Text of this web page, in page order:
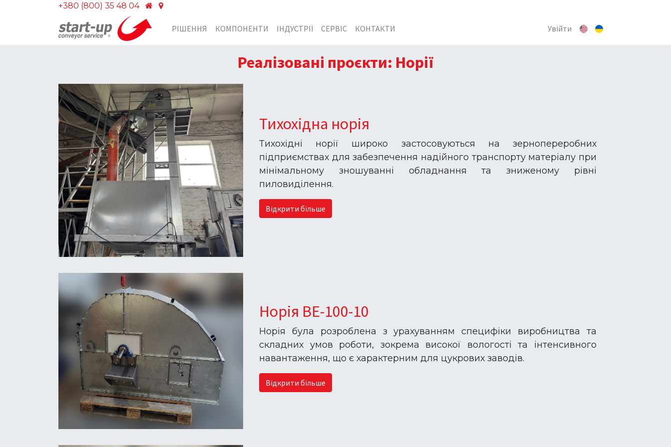
+380 (800) 35 48 04
РІШЕННЯ КОМПОНЕНТИ ІНДУСТРІЇ СЕРВІС КОНТАКТИ Увійти
Реалізовані проєкти: Норії
Тихохідна норія
Тихохідні норії широко застосовуються на зернопереробних
підприємствах для забезпечення надійного транспорту матеріалу при
мінімальному зношуванні обладнання та зниженому рівні
пиловиділення.
Відкрити більше
Норія BE-100-10
Норія була розроблена з урахуванням специфіки виробництва та
складних умов роботи, зокрема високої вологості та інтенсивного
навантаження, що є характерним для цукрових заводів.
Відкрити більше